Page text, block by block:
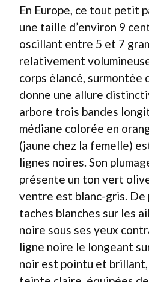
En Europe, ce tout petit
une taille d’environ 9
oscillant entre 5 et 7
relativement
corps élancé, surmontée
donne une allure
arbore trois bandes
médiane colorée en
(jaune chez la femelle)
lignes noires. Son
présente un ton vert
ventre est blanc-gris. De
taches blanches sur les
noire sous ses yeux
ligne noire le longeant
noir est pointu et